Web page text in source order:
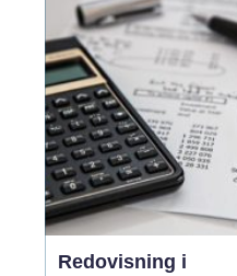
inlandet. De långa
avstånden i norra
Sverige har tidigare gjort
gulda...
Redovisning i